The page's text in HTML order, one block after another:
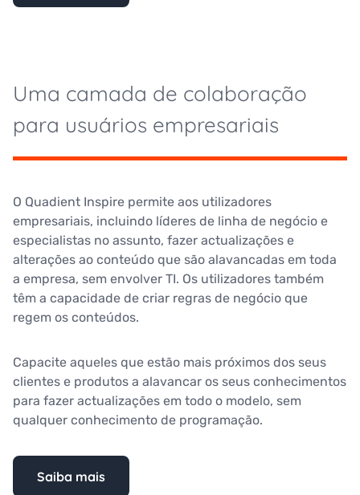
Uma camada de colaboração
para usuários empresariais
O Quadient Inspire permite aos utilizadores
empresariais, incluindo líderes de linha de negócio e
especialistas no assunto, fazer actualizações e
alterações ao conteúdo que são alavancadas em toda
a empresa, sem envolver TI. Os utilizadores também
têm a capacidade de criar regras de negócio que
regem os conteúdos.
Capacite aqueles que estão mais próximos dos seus
clientes e produtos a alavancar os seus conhecimentos
para fazer actualizações em todo o modelo, sem
qualquer conhecimento de programação.
Saiba mais